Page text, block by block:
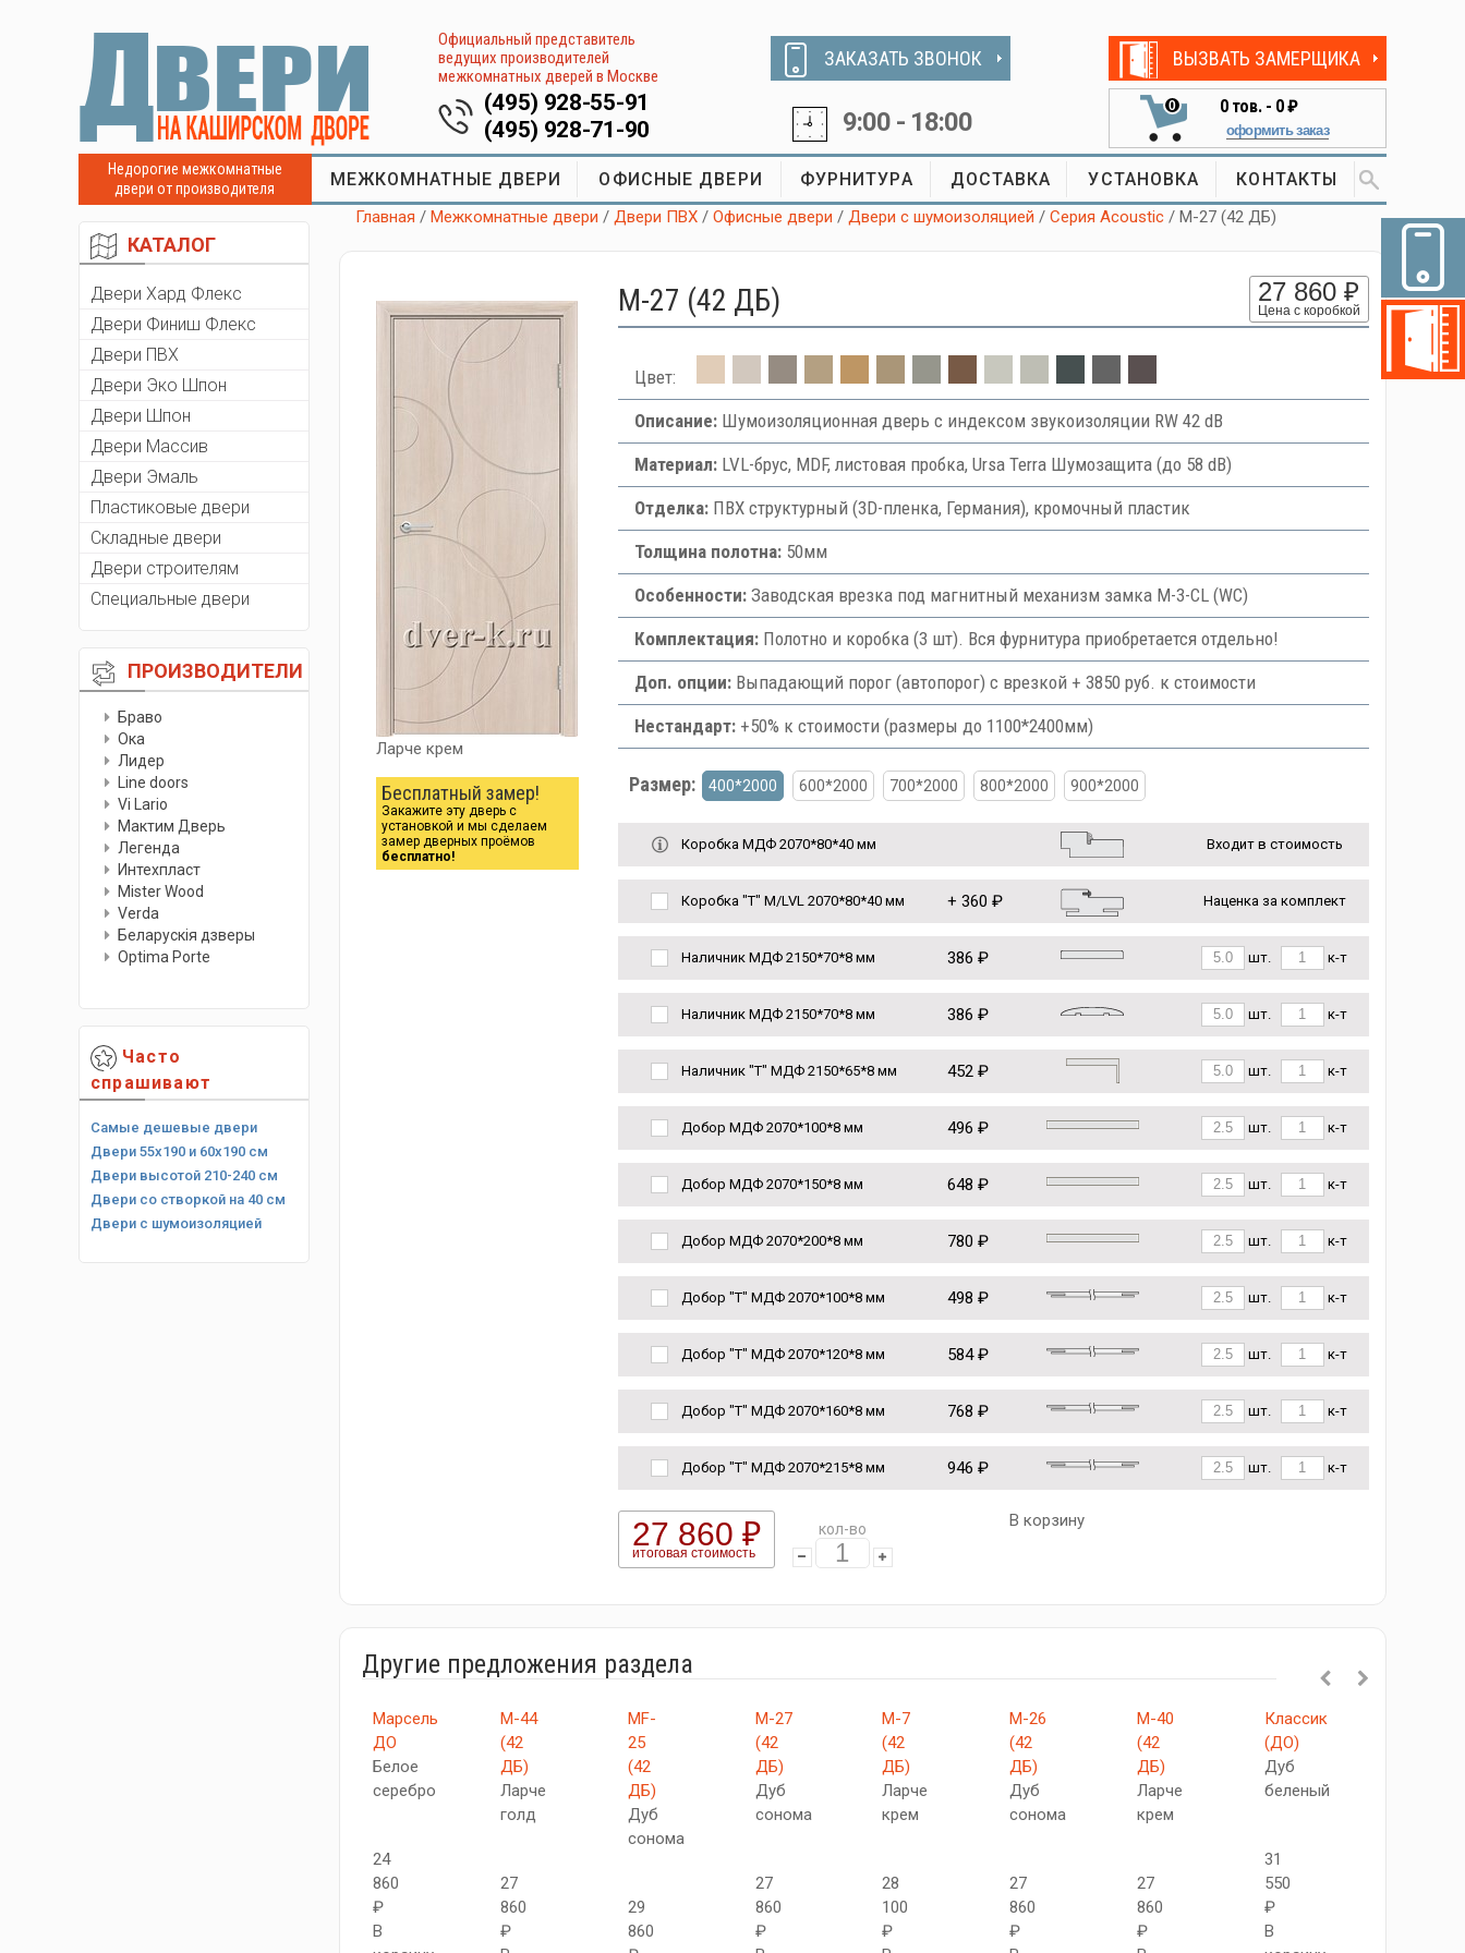
Официальный представитель
ведущих производителей
межкомнатных дверей в Москве
(495) 928-55-91
(495) 928-71-90
ЗАКАЗАТЬ ЗВОНОК
9:00 - 18:00
ВЫЗВАТЬ ЗАМЕРЩИКА
0 0тов. - 0 ₽
оформить заказ
Недорогие межкомнатные
двери от производителя
МЕЖКОМНАТНЫЕ ДВЕРИ ОФИСНЫЕ ДВЕРИ ФУРНИТУРА ДОСТАВКА УСТАНОВКА КОНТАКТЫ
КАТАЛОГ
Двери Хард Флекс
Двери Финиш Флекс
Двери ПВХ
Двери Эко Шпон
Двери Шпон
Двери Массив
Двери Эмаль
Пластиковые двери
Складные двери
Двери строителям
Специальные двери
ПРОИЗВОДИТЕЛИ
Браво
Ока
Лидер
Line doors
Vi Lario
Мактим Дверь
Легенда
Интехпласт
Мister Wood
Verda
Беларускiя дзверы
Optima Porte
Часто
спрашивают
Самые дешевые двери
Двери 55х190 и 60х190 см
Двери высотой 210-240 см
Двери со створкой на 40 см
Двери с шумоизоляцией
Главная /Межкомнатные двери /Двери ПВХ /Офисные двери /Двери с шумоизоляцией /Серия Acoustic / М-27 (42 ДБ)
Ларче крем
Бесплатный замер!
Закажите эту дверь с
установкой и мы сделаем
замер дверных проёмов
бесплатно!
М-27 (42 ДБ) 27 860 ₽
Цена с коробкой
Цвет:
Описание:Шумоизоляционная дверь с индексом звукоизоляции RW 42 dB
Материал:LVL-брус, MDF, листовая пробка, Ursa Terra Шумозащита (до 58 dB)
Отделка:ПВХ структурный (3D-пленка, Германия), кромочный пластик
Толщина полотна:50мм
Особенности:Заводская врезка под магнитный механизм замка M-3-CL (WC)
Комплектация:Полотно и коробка (3 шт). Вся фурнитура приобретается отдельно!
Доп. опции:Выпадающий порог (автопорог) с врезкой + 3850 руб. к стоимости
Нестандарт:+50% к стоимости (размеры до 1100*2400мм)
Размер: 400*2000 600*2000 700*2000 800*2000 900*2000
Коробка МДФ 2070*80*40 мм Входит в стоимость
Коробка "Т" M/LVL 2070*80*40 мм + 360 ₽ Наценка за комплект
Наличник МДФ 2150*70*8 мм 386 ₽ шт. к-т
Наличник МДФ 2150*70*8 мм 386 ₽ шт. к-т
Наличник "Т" МДФ 2150*65*8 мм 452 ₽ шт. к-т
Добор МДФ 2070*100*8 мм 496 ₽ шт. к-т
Добор МДФ 2070*150*8 мм 648 ₽ шт. к-т
Добор МДФ 2070*200*8 мм 780 ₽ шт. к-т
Добор "Т" МДФ 2070*100*8 мм 498 ₽ шт. к-т
Добор "Т" МДФ 2070*120*8 мм 584 ₽ шт. к-т
Добор "Т" МДФ 2070*160*8 мм 768 ₽ шт. к-т
Добор "Т" МДФ 2070*215*8 мм 946 ₽ шт. к-т
27 860 ₽
итоговая стоимость
кол-во В корзину
Другие предложения раздела
Марсель
ДО
Белое
серебро
24
860
₽
В
М-44
(42
ДБ)
Ларче
голд
27
860
₽
MF-
25
(42
ДБ)
Дуб
сонома
29
860
М-27
(42
ДБ)
Дуб
сонома
27
860
₽
М-7
(42
ДБ)
Ларче
крем
28
100
₽
М-26
(42
ДБ)
Дуб
сонома
27
860
₽
М-40
(42
ДБ)
Ларче
крем
27
860
₽
Классик
(ДО)
Дуб
беленый
31
550
₽
В